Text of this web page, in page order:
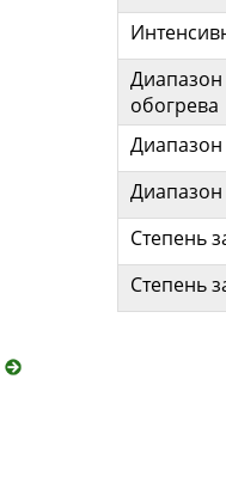
Диапазон
обогрева
Диапазон
Диапазон
Степень
Степень